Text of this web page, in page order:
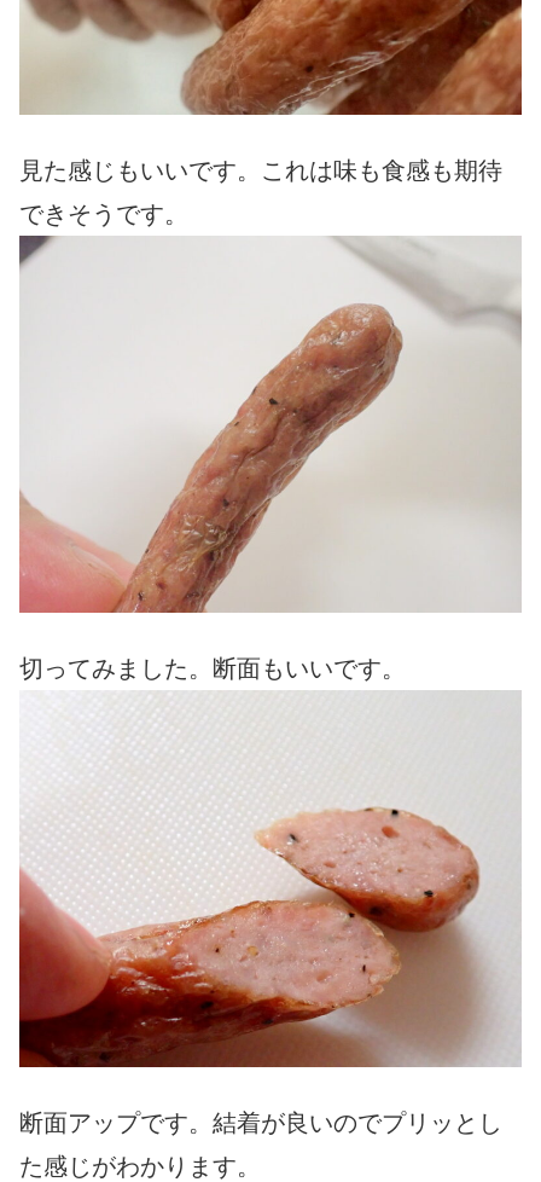
見た感じもいいです。これは味も食感も期待
できそうです。
切ってみました。断面もいいです。
断面アップです。結着が良いのでプリッとし
た感じがわかります。